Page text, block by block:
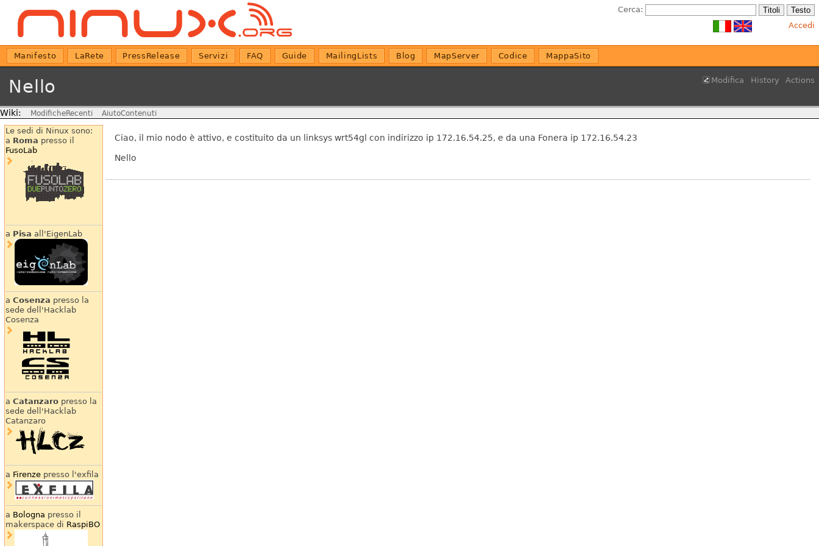
Cerca:
Accedi
Manifesto LaRete PressRelease Servizi FAQ Guide MailingLists Blog MapServer Codice MappaSito
Modifica History Actions
Nello
Wiki: ModificheRecenti AiutoContenuti
Le sedi di Ninux sono:
a Roma presso il
FusoLab
a Pisa all'EigenLab
a Cosenza presso la
sede dell'Hacklab
Cosenza
a Catanzaropresso la
sede dell'Hacklab
Catanzaro
a Firenzepresso l'exfila
a Bologna presso il
makerspace di RaspiBO
Ciao, il mio nodo è attivo, e costituito da un linksys wrt54gl con indirizzo ip 172.16.54.25, e da una Fonera ip 172.16.54.23
Nello